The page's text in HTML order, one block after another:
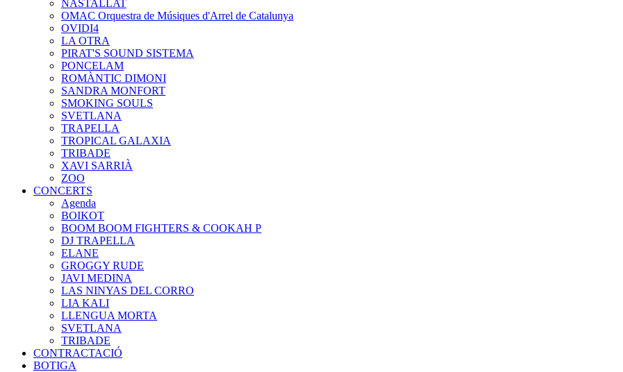
NASTALLAT
OMAC Orquestra de Músiques d'Arrel de Catalunya
OVIDI4
LA OTRA
PIRAT'S SOUND SISTEMA
PONCELAM
ROMÀNTIC DIMONI
SANDRA MONFORT
SMOKING SOULS
SVETLANA
TRAPELLA
TROPICAL GALAXIA
TRIBADE
XAVI SARRIÀ
ZOO
CONCERTS
Agenda
BOIKOT
BOOM BOOM FIGHTERS & COOKAH P
DJ TRAPELLA
ELANE
GROGGY RUDE
JAVI MEDINA
LAS NINYAS DEL CORRO
LIA KALI
LLENGUA MORTA
SVETLANA
TRIBADE
CONTRACTACIÓ
BOTIGA